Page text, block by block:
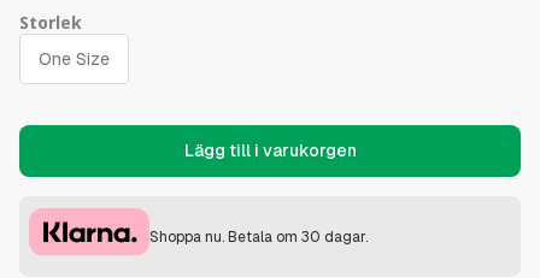
Storlek
Lägg till i varukorgen
Shoppa nu. Betala om 30 dagar.